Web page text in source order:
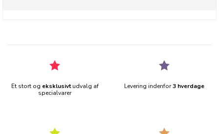
Et stort og eksklusivtudvalg af
specialvarer
Levering indenfor3 hverdage